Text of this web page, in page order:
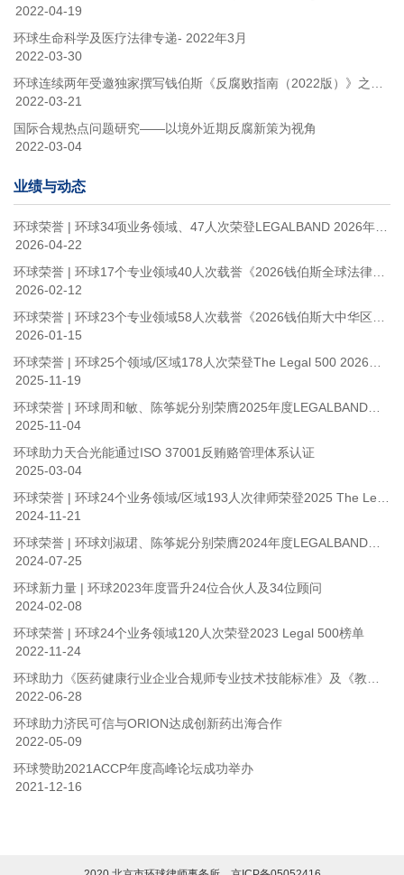
2022-04-19
环球生命科学及医疗法律专递- 2022年3月
2022-03-30
2022-03-21
国际合规热点问题研究——以境外近期反腐新策为视角
2022-03-04
业绩与动态
2026-04-22
2026-02-12
2026-01-15
2025-11-19
2025-11-04
环球助力天合光能通过ISO 37001反贿赂管理体系认证
2025-03-04
2024-11-21
2024-07-25
环球新力量 | 环球2023年度晋升24位合伙人及34位顾问
2024-02-08
环球荣誉 | 环球24个业务领域120人次荣登2023 Legal 500榜单
2022-11-24
2022-06-28
环球助力济民可信与ORION达成创新药出海合作
2022-05-09
环球赞助2021ACCP年度高峰论坛成功举办
2021-12-16